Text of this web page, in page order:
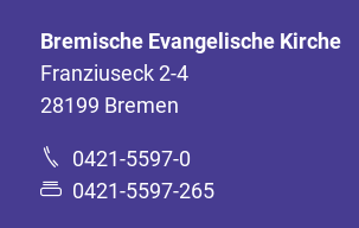
Bremische Evangelische Kirche
Franziuseck 2-4
28199 Bremen
0421-5597-0
0421-5597-265